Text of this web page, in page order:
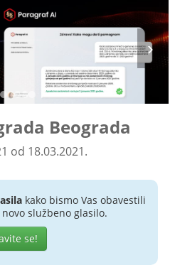
Beograda
od 18.03.2021.
kako bismo Vas obavestili
službeno glasilo.
se!